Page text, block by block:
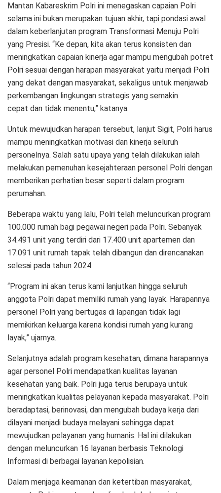
Mantan Kabareskrim Polri ini menegaskan capaian Polri
selama ini bukan merupakan tujuan akhir, tapi pondasi awal
dalam keberlanjutan program Transformasi Menuju Polri
yang Presisi. “Ke depan, kita akan terus konsisten dan
meningkatkan capaian kinerja agar mampu mengubah potret
Polri sesuai dengan harapan masyarakat yaitu menjadi Polri
yang dekat dengan masyarakat, sekaligus untuk menjawab
perkembangan lingkungan strategis yang semakin
cepat dan tidak menentu,” katanya.
Untuk mewujudkan harapan tersebut, lanjut Sigit, Polri harus
mampu meningkatkan motivasi dan kinerja seluruh
personelnya. Salah satu upaya yang telah dilakukan ialah
melakukan pemenuhan kesejahteraan personel Polri dengan
memberikan perhatian besar seperti dalam program
perumahan.
Beberapa waktu yang lalu, Polri telah meluncurkan program
100.000 rumah bagi pegawai negeri pada Polri. Sebanyak
34.491 unit yang terdiri dari 17.400 unit apartemen dan
17.091 unit rumah tapak telah dibangun dan direncanakan
selesai pada tahun 2024.
“Program ini akan terus kami lanjutkan hingga seluruh
anggota Polri dapat memiliki rumah yang layak. Harapannya
personel Polri yang bertugas di lapangan tidak lagi
memikirkan keluarga karena kondisi rumah yang kurang
layak,” ujarnya.
Selanjutnya adalah program kesehatan, dimana harapannya
agar personel Polri mendapatkan kualitas layanan
kesehatan yang baik. Polri juga terus berupaya untuk
meningkatkan kualitas pelayanan kepada masyarakat. Polri
beradaptasi, berinovasi, dan mengubah budaya kerja dari
dilayani menjadi budaya melayani sehingga dapat
mewujudkan pelayanan yang humanis. Hal ini dilakukan
dengan meluncurkan 16 layanan berbasis Teknologi
Informasi di berbagai layanan kepolisian.
Dalam menjaga keamanan dan ketertiban masyarakat,